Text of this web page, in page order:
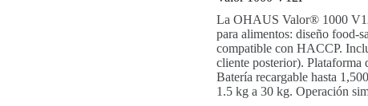
La OHAUS Valor® 1000
para alimentos: diseño food-
compatible con HACCP.
cliente posterior). Plataforma
Batería recargable hasta
1.5 kg a 30 kg. Operación